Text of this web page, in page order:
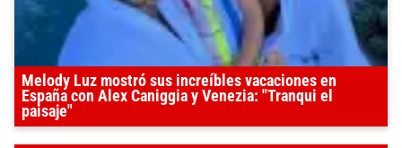
Melody Luz mostró sus increíbles vacaciones en
España con Alex Caniggia y Venezia: "Tranqui el
paisaje"